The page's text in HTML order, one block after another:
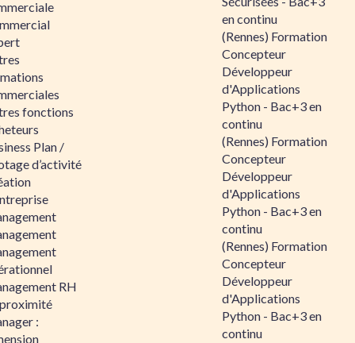
fonctions
Plan /
d’activité
RH
:
en continu
(Rennes) Formation
Concepteur
Développeur
d'Applications
Python - Bac+3 en
continu
(Rennes) Formation
Concepteur
Développeur
d'Applications
Python - Bac+3 en
continu
(Rennes) Formation
Concepteur
Développeur
d'Applications
Python - Bac+3 en
continu